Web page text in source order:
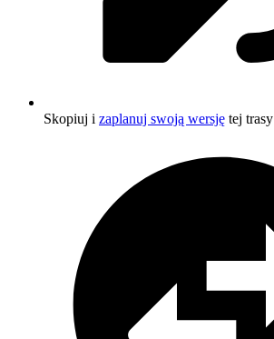
Skopiuj i zaplanuj swoją wersję tej trasy